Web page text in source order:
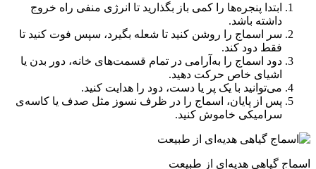
ابتدا پنجره‌ها را کمی باز بگذارید تا انرژی منفی راه خروج
داشته باشد.
سر اسماج را روشن کنید تا شعله بگیرد، سپس فوت کنید تا
فقط دود کند.
دود اسماج را به‌آرامی در تمام قسمت‌های خانه، دور بدن یا
اشیای خاص حرکت دهید.
می‌توانید با یک پر یا دست، دود را هدایت کنید.
پس از پایان، اسماج را در ظرف نسوز مثل صدف یا کاسه‌ی
سرامیکی خاموش کنید.
اسماج گیاهی هدیه‌ای از طبیعت